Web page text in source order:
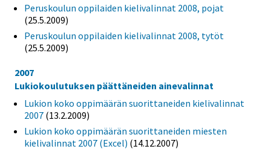
Peruskoulun oppilaiden kielivalinnat 2008, pojat
(25.5.2009)
Peruskoulun oppilaiden kielivalinnat 2008, tytöt
(25.5.2009)
2007
Lukiokoulutuksen päättäneiden ainevalinnat
Lukion koko oppimäärän suorittaneiden kielivalinnat
2007 (13.2.2009)
Lukion koko oppimäärän suorittaneiden miesten
kielivalinnat 2007 (Excel) (14.12.2007)